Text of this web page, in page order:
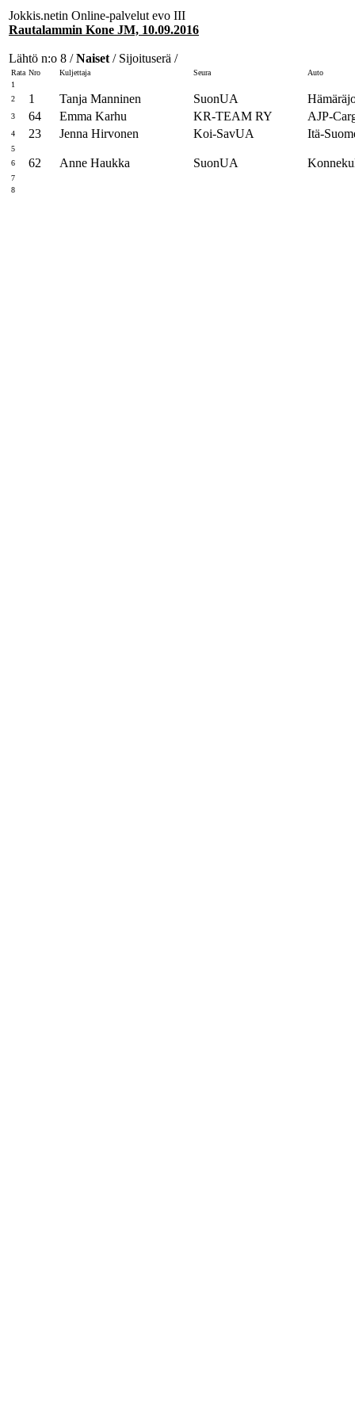
Jokkis.netin Online-palvelut evo III
Rautalammin Kone JM, 10.09.2016
Lähtö n:o 8 /Naiset / Sijoituserä /
Rata Nro Kuljettaja Seura
Auto
1
2
1 Tanja Manninen SuonUA
3 64 Emma Karhu KR-TEAM RY AJP-
4 23 Jenna Hirvonen Koi-SavUA Itä-
5
6
62 Anne Haukka SuonUA
7
8